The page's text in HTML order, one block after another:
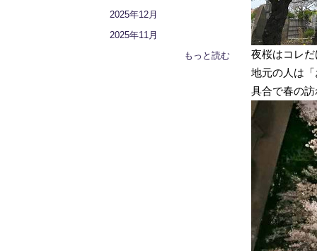
2025年12月
2025年11月
もっと読む
夜桜はコレ
地元の人は
具合で春の